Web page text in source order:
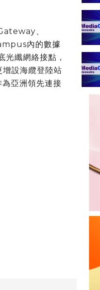
、
內的數據
纖網絡接點，
設海纜登陸站
亞洲領先連接